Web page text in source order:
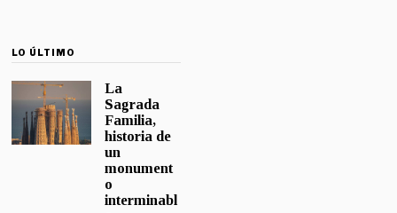
LO ÚLTIMO
La
Sagrada
Familia,
historia de
un
monument
o
interminabl